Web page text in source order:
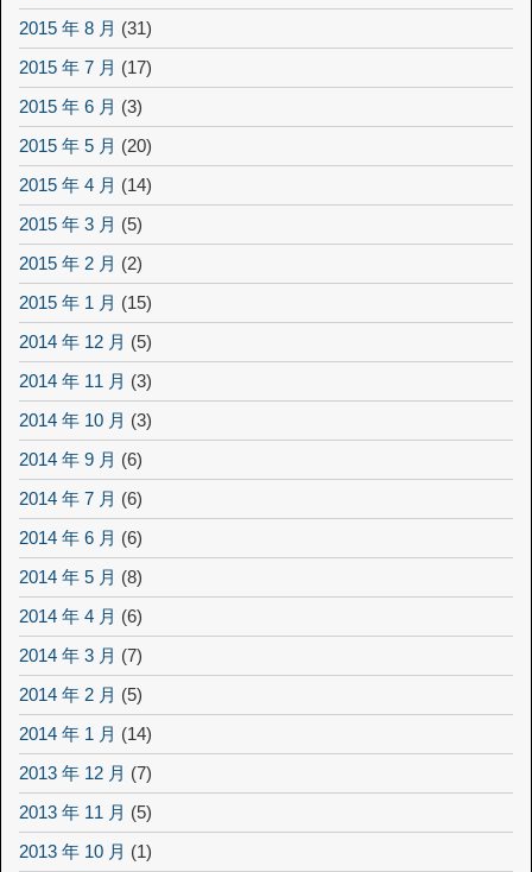
2015 年 8 月 (31)
2015 年 7 月 (17)
2015 年 6 月 (3)
2015 年 5 月 (20)
2015 年 4 月 (14)
2015 年 3 月 (5)
2015 年 2 月 (2)
2015 年 1 月 (15)
2014 年 12 月 (5)
2014 年 11 月 (3)
2014 年 10 月 (3)
2014 年 9 月 (6)
2014 年 7 月 (6)
2014 年 6 月 (6)
2014 年 5 月 (8)
2014 年 4 月 (6)
2014 年 3 月 (7)
2014 年 2 月 (5)
2014 年 1 月 (14)
2013 年 12 月 (7)
2013 年 11 月 (5)
2013 年 10 月 (1)